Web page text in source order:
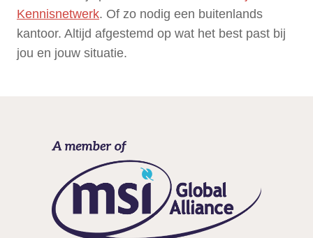
Kennisnetwerk. Of zo nodig een buitenlands
kantoor. Altijd afgestemd op wat het best past bij
jou en jouw situatie.